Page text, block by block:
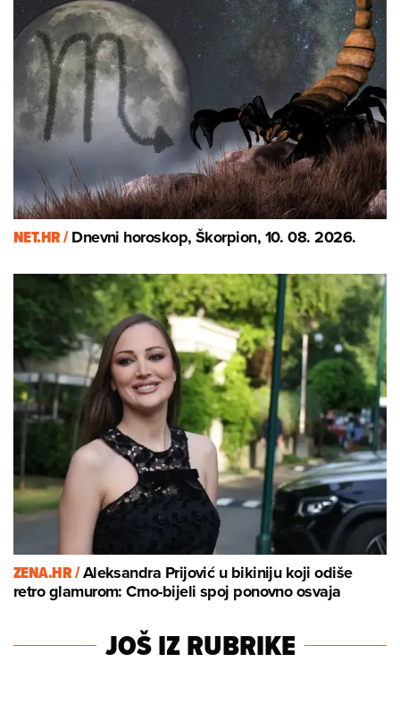
NET.HR /Dnevni horoskop, Škorpion, 10. 08. 2026.
ZENA.HR /Aleksandra Prijović u bikiniju koji odiše
retro glamurom: Crno-bijeli spoj ponovno osvaja
JOŠ IZ RUBRIKE